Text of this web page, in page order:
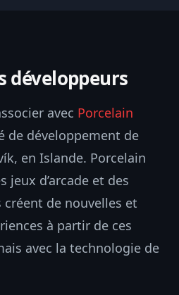
développeurs
avec Porcelain
de développement de
en Islande. Porcelain
jeux d’arcade et des
créent de nouvelles et
à partir de ces
avec la technologie de